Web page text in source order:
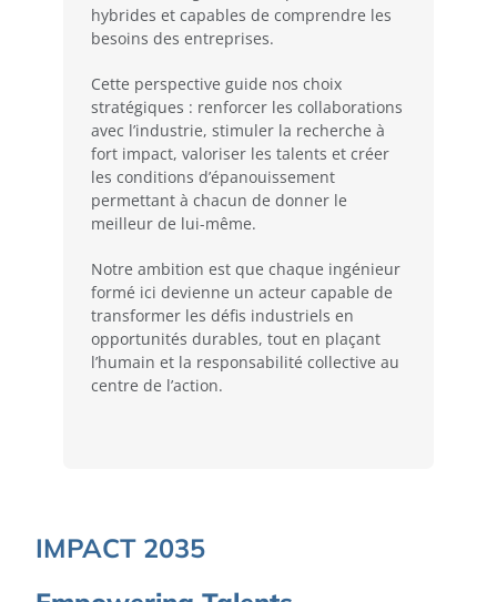
hybrides et capables de comprendre les
besoins des entreprises.
Cette perspective guide nos choix
stratégiques : renforcer les collaborations
avec l’industrie, stimuler la recherche à
fort impact, valoriser les talents et créer
les conditions d’épanouissement
permettant à chacun de donner le
meilleur de lui-même.
Notre ambition est que chaque ingénieur
formé ici devienne un acteur capable de
transformer les défis industriels en
opportunités durables, tout en plaçant
l’humain et la responsabilité collective au
centre de l’action.
IMPACT 2035